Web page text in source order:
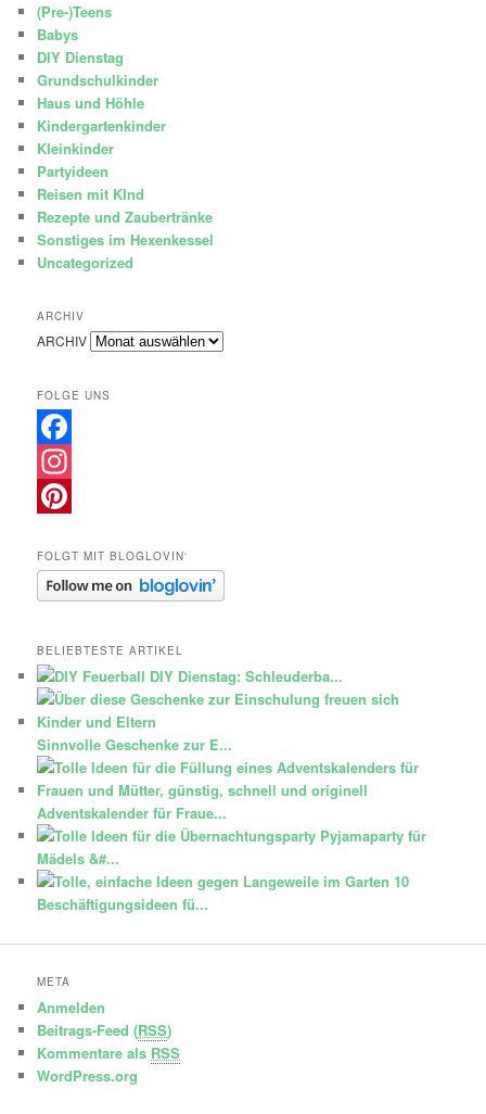
(Pre-)Teens
Babys
DIY Dienstag
Grundschulkinder
Haus und Höhle
Kindergartenkinder
Kleinkinder
Partyideen
Reisen mit KInd
Rezepte und Zaubertränke
Sonstiges im Hexenkessel
Uncategorized
ARCHIV
ARCHIV
FOLGE UNS
Facebook
Instagram
FOLGT MIT BLOGLOVIN‘
BELIEBTESTE ARTIKEL
DIY Dienstag: Schleuderba...
Sinnvolle Geschenke zur E...
Adventskalender für Fraue...
Pyjamaparty für
Mädels &#...
10
Beschäftigungsideen fü...
META
Anmelden
Beitrags-Feed (RSS)
Kommentare als RSS
WordPress.org